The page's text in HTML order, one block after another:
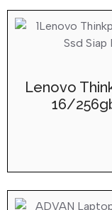
Lenovo
16/